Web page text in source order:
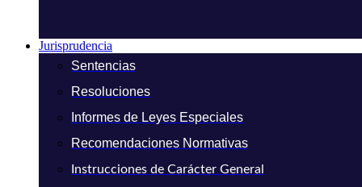
Jurisprudencia
Sentencias
Resoluciones
Informes de Leyes Especiales
Recomendaciones Normativas
Instrucciones de Carácter General